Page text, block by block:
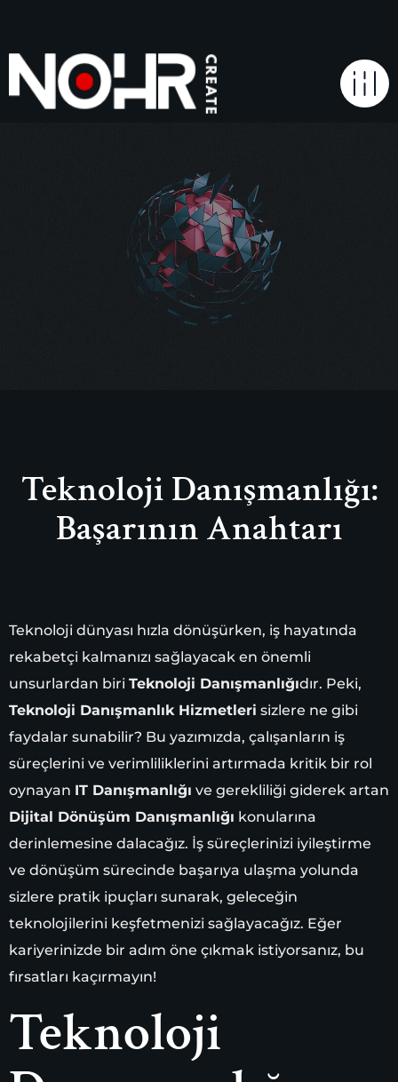
Teknoloji Danışmanlığı:
Başarının Anahtarı
Teknoloji dünyası hızla dönüşürken, iş hayatında
rekabetçi kalmanızı sağlayacak en önemli
unsurlardan biri Teknoloji Danışmanlığıdır. Peki,
Teknoloji Danışmanlık Hizmetleri sizlere ne gibi
faydalar sunabilir? Bu yazımızda, çalışanların iş
süreçlerini ve verimliliklerini artırmada kritik bir rol
oynayan IT Danışmanlığı ve gerekliliği giderek artan
Dijital Dönüşüm Danışmanlığı konularına
derinlemesine dalacağız. İş süreçlerinizi iyileştirme
ve dönüşüm sürecinde başarıya ulaşma yolunda
sizlere pratik ipuçları sunarak, geleceğin
teknolojilerini keşfetmenizi sağlayacağız. Eğer
kariyerinizde bir adım öne çıkmak istiyorsanız, bu
fırsatları kaçırmayın!
Teknoloji